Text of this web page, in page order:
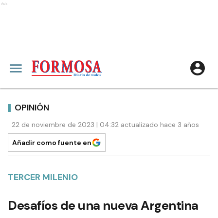
Ads
OPINIÓN
22 de noviembre de 2023 | 04:32 actualizado hace 3 años
Añadir como fuente en
TERCER MILENIO
Desafíos de una nueva Argentina